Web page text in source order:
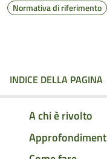
Normativa di riferimento
INDICE DELLA PAGINA
A chi è rivolto